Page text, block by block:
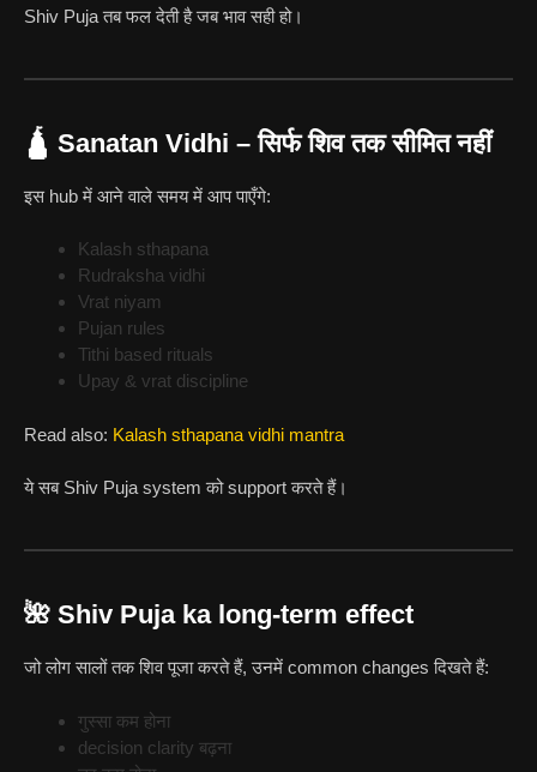
Shiv Puja तब फल देती है जब भाव सही हो।
🛕 Sanatan Vidhi – सिर्फ शिव तक सीमित नहीं
इस hub में आने वाले समय में आप पाएँगे:
Kalash sthapana
Rudraksha vidhi
Vrat niyam
Pujan rules
Tithi based rituals
Upay & vrat discipline
Read also: Kalash sthapana vidhi mantra
ये सब Shiv Puja system को support करते हैं।
🌺 Shiv Puja ka long-term effect
जो लोग सालों तक शिव पूजा करते हैं, उनमें common changes दिखते हैं:
गुस्सा कम होना
decision clarity बढ़ना